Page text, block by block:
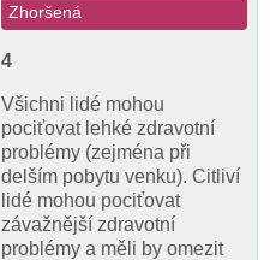
Zhoršená
4
Všichni lidé mohou
pociťovat lehké zdravotní
problémy (zejména při
delším pobytu venku). Citliví
lidé mohou pociťovat
závažnější zdravotní
problémy a měli by omezit